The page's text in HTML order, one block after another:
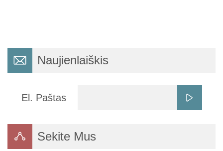
Naujienlaiškis
El. Paštas
Sekite Mus